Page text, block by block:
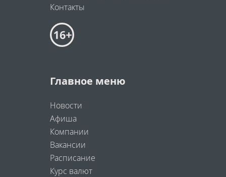
Контакты
Главное меню
Новости
Афиша
Компании
Вакансии
Расписание
Курс валют